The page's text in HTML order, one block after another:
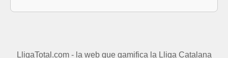
LligaTotal.com - la web que gamifica la Lliga Catalana